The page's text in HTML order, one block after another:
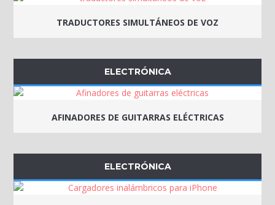
TRADUCTORES SIMULTÁNEOS DE VOZ
ELECTRÓNICA
AFINADORES DE GUITARRAS ELÉCTRICAS
ELECTRÓNICA